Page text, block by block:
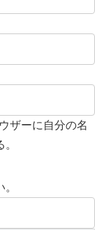
ザーに自分の名